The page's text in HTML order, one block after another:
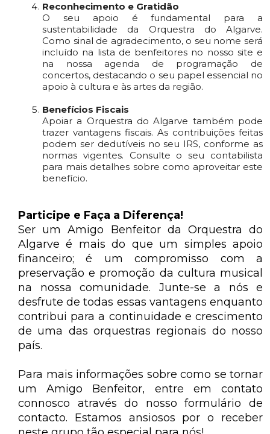
Reconhecimento e Gratidão
O seu apoio é fundamental para a
sustentabilidade da Orquestra do Algarve.
Como sinal de agradecimento, o seu nome será
incluído na lista de benfeitores no nosso site e
na nossa agenda de programação de
concertos, destacando o seu papel essencial no
apoio à cultura e às artes da região.
Benefícios Fiscais
Apoiar a Orquestra do Algarve também pode
trazer vantagens fiscais. As contribuições feitas
podem ser dedutíveis no seu IRS, conforme as
normas vigentes. Consulte o seu contabilista
para mais detalhes sobre como aproveitar este
benefício.
Participe e Faça a Diferença!
Ser um Amigo Benfeitor da Orquestra do
Algarve é mais do que um simples apoio
financeiro; é um compromisso com a
preservação e promoção da cultura musical
na nossa comunidade. Junte-se a nós e
desfrute de todas essas vantagens enquanto
contribui para a continuidade e crescimento
de uma das orquestras regionais do nosso
país.
Para mais informações sobre como se tornar
um Amigo Benfeitor, entre em contato
connosco através do nosso formulário de
contacto. Estamos ansiosos por o receber